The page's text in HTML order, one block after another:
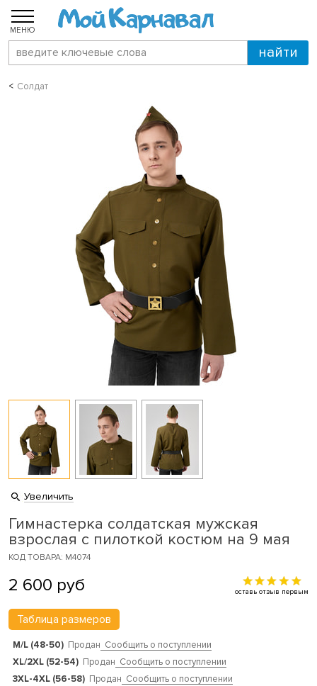
МЕНЮ
Солдат
Увеличить
Гимнастерка солдатская мужская
взрослая с пилоткой костюм на 9 мая
КОД ТОВАРА: M4074
2 600 руб оставь отзыв первым
Таблица размеров
M/L (48-50) Продан Сообщить о поступлении
XL/2XL (52-54) Продан Сообщить о поступлении
3XL-4XL (56-58) Продан Сообщить о поступлении